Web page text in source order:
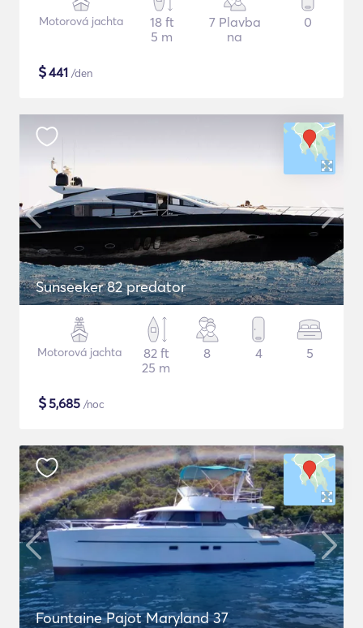
Motorová jachta
18 ft
5 m
7 Plavba
na
0
$441 /den
Sunseeker 82 predator
Motorová jachta
82 ft
25 m
8 4 5
$5,685 /noc
Fountaine Pajot Maryland 37